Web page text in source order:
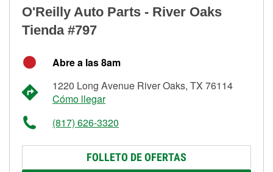
O'Reilly Auto Parts - River Oaks
Tienda #797
Abre a las 8am
1220 Long Avenue River Oaks, TX 76114
Cómo llegar
(817) 626-3320
FOLLETO DE OFERTAS